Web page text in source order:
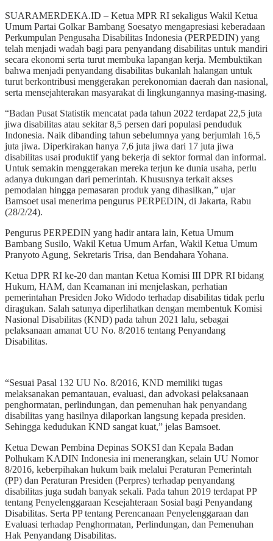
SUARAMERDEKA.ID – Ketua MPR RI sekaligus Wakil Ketua
Umum Partai Golkar Bambang Soesatyo mengapresiasi keberadaan
Perkumpulan Pengusaha Disabilitas Indonesia (PERPEDIN) yang
telah menjadi wadah bagi para penyandang disabilitas untuk mandiri
secara ekonomi serta turut membuka lapangan kerja. Membuktikan
bahwa menjadi penyandang disabilitas bukanlah halangan untuk
turut berkontribusi menggerakan perekonomian daerah dan nasional,
serta mensejahterakan masyarakat di lingkungannya masing-masing.
“Badan Pusat Statistik mencatat pada tahun 2022 terdapat 22,5 juta
jiwa disabilitas atau sekitar 8,5 persen dari populasi penduduk
Indonesia. Naik dibanding tahun sebelumnya yang berjumlah 16,5
juta jiwa. Diperkirakan hanya 7,6 juta jiwa dari 17 juta jiwa
disabilitas usai produktif yang bekerja di sektor formal dan informal.
Untuk semakin menggerakan mereka terjun ke dunia usaha, perlu
adanya dukungan dari pemerintah. Khususnya terkait akses
pemodalan hingga pemasaran produk yang dihasilkan,” ujar
Bamsoet usai menerima pengurus PERPEDIN, di Jakarta, Rabu
(28/2/24).
Pengurus PERPEDIN yang hadir antara lain, Ketua Umum
Bambang Susilo, Wakil Ketua Umum Arfan, Wakil Ketua Umum
Pranyoto Agung, Sekretaris Trisa, dan Bendahara Yohana.
Ketua DPR RI ke-20 dan mantan Ketua Komisi III DPR RI bidang
Hukum, HAM, dan Keamanan ini menjelaskan, perhatian
pemerintahan Presiden Joko Widodo terhadap disabilitas tidak perlu
diragukan. Salah satunya diperlihatkan dengan membentuk Komisi
Nasional Disabilitas (KND) pada tahun 2021 lalu, sebagai
pelaksanaan amanat UU No. 8/2016 tentang Penyandang
Disabilitas.
“Sesuai Pasal 132 UU No. 8/2016, KND memiliki tugas
melaksanakan pemantauan, evaluasi, dan advokasi pelaksanaan
penghormatan, perlindungan, dan pemenuhan hak penyandang
disabilitas yang hasilnya dilaporkan langsung kepada presiden.
Sehingga kedudukan KND sangat kuat,” jelas Bamsoet.
Ketua Dewan Pembina Depinas SOKSI dan Kepala Badan
Polhukam KADIN Indonesia ini menerangkan, selain UU Nomor
8/2016, keberpihakan hukum baik melalui Peraturan Pemerintah
(PP) dan Peraturan Presiden (Perpres) terhadap penyandang
disabilitas juga sudah banyak sekali. Pada tahun 2019 terdapat PP
tentang Penyelenggaraan Kesejahteraan Sosial bagi Penyandang
Disabilitas. Serta PP tentang Perencanaan Penyelenggaraan dan
Evaluasi terhadap Penghormatan, Perlindungan, dan Pemenuhan
Hak Penyandang Disabilitas.